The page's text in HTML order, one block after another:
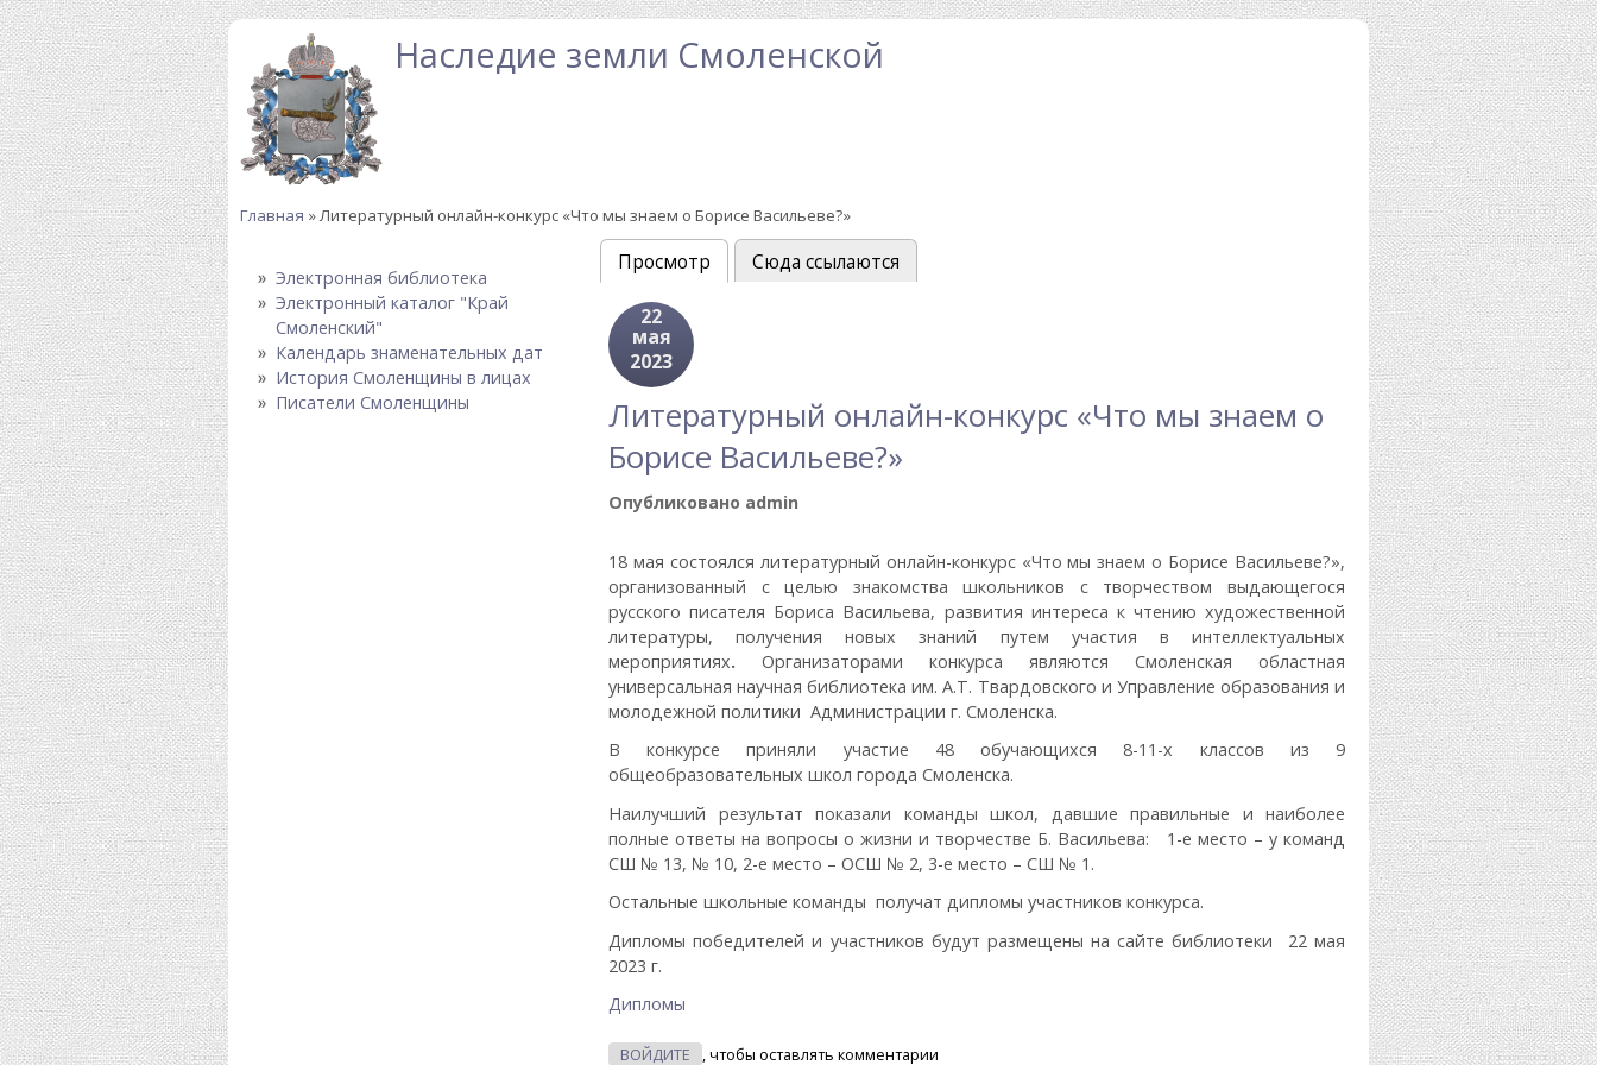
Перейти к основному содержанию Наследие земли Смоленской
Главная » Литературный онлайн-конкурс «Что мы знаем о Борисе Васильеве?»
Главные вкладки
Просмотр (активная вкладка)
Сюда ссылаются
22
мая
2023
Литературный онлайн-конкурс «Что мы знаем о
Борисе Васильеве?»
Опубликовано admin
18 мая состоялся литературный онлайн-конкурс «Что мы знаем о Борисе Васильеве?»,
организованный с целью знакомства школьников с творчеством выдающегося
русского писателя Бориса Васильева, развития интереса к чтению художественной
литературы, получения новых знаний путем участия в интеллектуальных
мероприятиях. Организаторами конкурса являются Смоленская областная
универсальная научная библиотека им. А.Т. Твардовского и Управление образования и
молодежной политики Администрации г. Смоленска.
В конкурсе приняли участие 48 обучающихся 8-11-х классов из 9
общеобразовательных школ города Смоленска.
Наилучший результат показали команды школ, давшие правильные и наиболее
полные ответы на вопросы о жизни и творчестве Б. Васильева: 1-е место – у команд
СШ № 13, № 10, 2-е место – ОСШ № 2, 3-е место – СШ № 1.
Остальные школьные команды получат дипломы участников конкурса.
Дипломы победителей и участников будут размещены на сайте библиотеки 22 мая
2023 г.
Дипломы
ВОЙДИТЕ , чтобы оставлять комментарии
Электронная библиотека
Электронный каталог "Край
Смоленский"
Календарь знаменательных дат
История Смоленщины в лицах
Писатели Смоленщины